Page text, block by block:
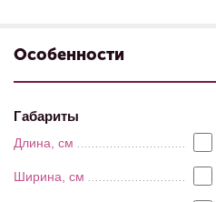
Особенности
Габариты
Длина, см
Ширина, см